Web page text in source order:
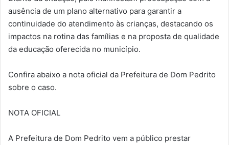
ausência de um plano alternativo para garantir a
continuidade do atendimento às crianças, destacando os
impactos na rotina das famílias e na proposta de qualidade
da educação oferecida no município.
Confira abaixo a nota oficial da Prefeitura de Dom Pedrito
sobre o caso.
NOTA OFICIAL
A Prefeitura de Dom Pedrito vem a público prestar